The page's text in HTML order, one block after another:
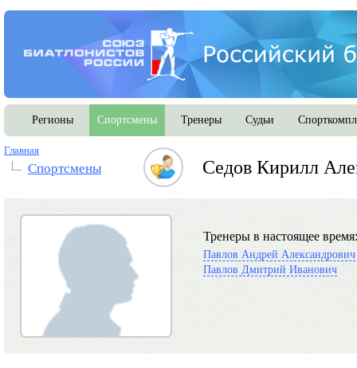
Регионы Спортсмены Тренеры Судьи
Главная
Спортсмены Седов Кирилл
Тренеры в настоящее время:
Павлов Андрей Александрович
Павлов Дмитрий Иванович